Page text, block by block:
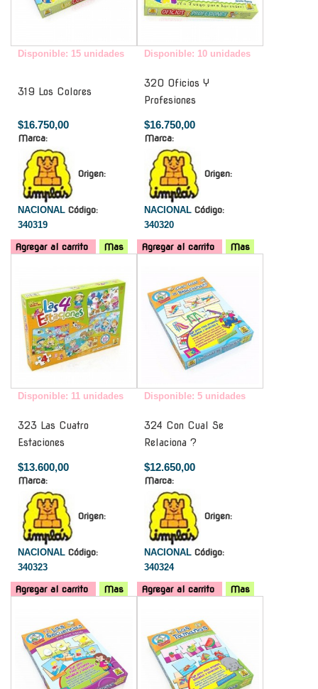
Disponible: 15 unidades
319 Los Colores
$16.750,00
Marca:
Origen:
NACIONAL Código:
340319
Agregar al carrito Mas
Disponible: 10 unidades
320 Oficios Y
Profesiones
$16.750,00
Marca:
Origen:
NACIONAL Código:
340320
Agregar al carrito
Mas
Disponible: 11 unidades
323 Las Cuatro
Estaciones
$13.600,00
Marca:
Origen:
NACIONAL Código:
340323
Agregar al carrito Mas
Disponible: 5 unidades
324 Con Cual Se
Relaciona ?
$12.650,00
Marca:
Origen:
NACIONAL Código:
340324
Agregar al carrito
Mas